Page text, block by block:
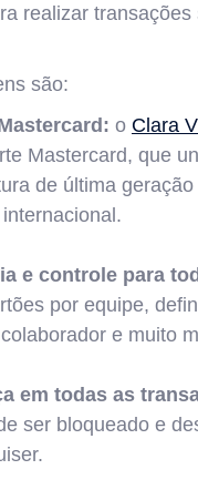
realizar transações
são:
o Clara
Mastercard, que
de última
e controle para
por equipe,
e muito
em todas as
ser bloqueado e